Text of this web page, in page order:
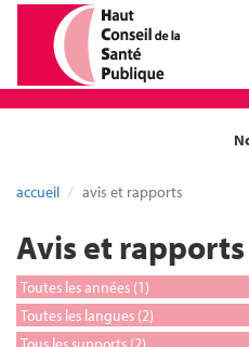
accueil avis et rapports
Avis et rapports